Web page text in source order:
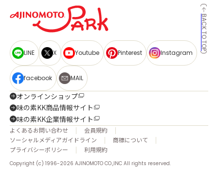
BACK TO TOP
LINE X Youtube Pinterest Instagram
facebook MAIL
オンラインショップ
味の素KK商品情報サイト
味の素KK企業情報サイト
よくあるお問い合わせ
会員規約
ソーシャルメディアガイドライン
商標について
プライバシーポリシー
利用規約
Copyright (c) 1996-2026 AJINOMOTO CO.,INC All rights reserved.